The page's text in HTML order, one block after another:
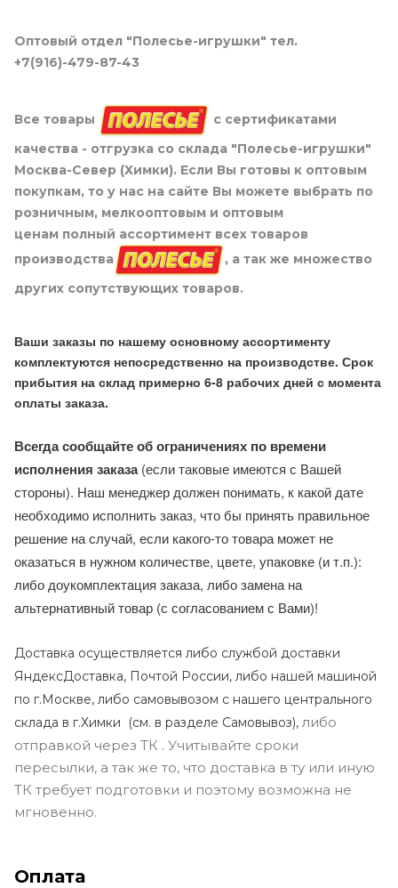
Оптовый отдел "Полесье-игрушки" тел.
+7(916)-479-87-43
Все товары
с сертификатами
качества - отгрузка со склада "Полесье-игрушки"
Москва-Север (Химки). Если Вы готовы к оптовым
покупкам, то у нас на сайте Вы можете выбрать по
розничным, мелкооптовым и оптовым
ценам полный ассортимент всех товаров
производства
, а так же множество
других сопутствующих товаров.
Ваши заказы по нашему основному ассортименту
комплектуются непосредственно на производстве. Срок
прибытия на склад примерно 6-8 рабочих дней с момента
оплаты заказа.
Всегда сообщайте об ограничениях по времени
исполнения заказа(если таковые имеются с Вашей
стороны). Наш менеджер должен понимать, к какой дате
необходимо исполнить заказ, что бы принять правильное
решение на случай, если какого-то товара может не
оказаться в нужном количестве, цвете, упаковке (и т.п.):
либо доукомплектация заказа, либо замена на
альтернативный товар (с согласованием с Вами)!
Доставка осуществляется либо службой доставки
ЯндексДоставка, Почтой России, либо нашей машиной
по г.Москве, либо самовывозом с нашего центрального
склада в г.Химки (см. в разделе Самовывоз), либо
отправкой через ТК . Учитывайте сроки
пересылки, а так же то, что доставка в ту или иную
ТК требует подготовки и поэтому возможна не
мгновенно.
Оплата